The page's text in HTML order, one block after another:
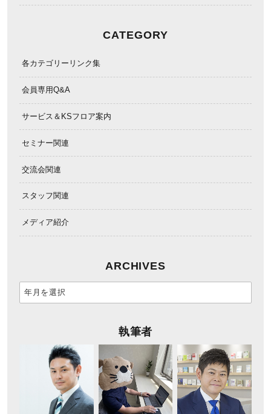
CATEGORY
各カテゴリーリンク集
会員専用Q&A
サービス＆KSフロア案内
セミナー関連
交流会関連
スタッフ関連
メディア紹介
ARCHIVES
執筆者